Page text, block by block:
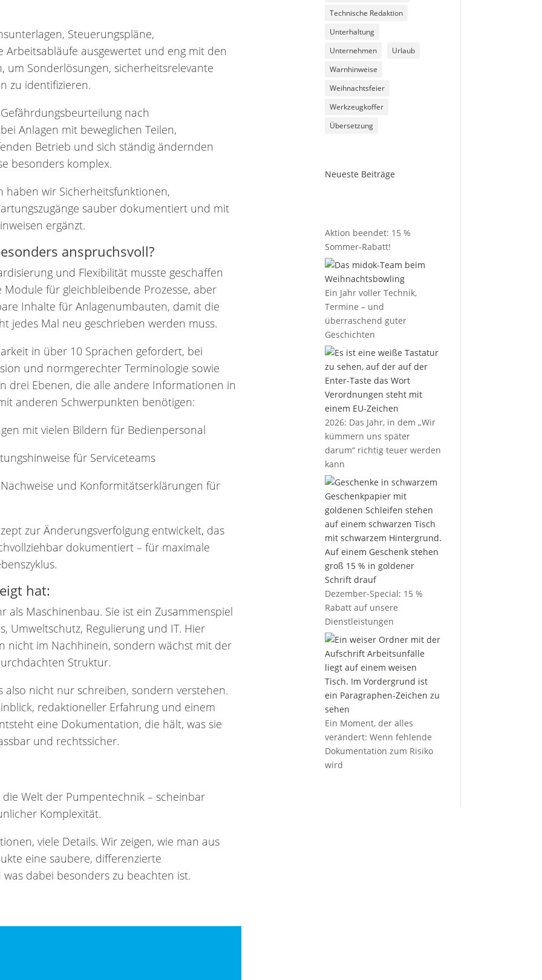
Steuerungspläne,
Arbeitsabläufe ausgewertet und eng mit den
um Sonderlösungen, sicherheitsrelevante
zu identifizieren.
nach
Anlagen mit beweglichen Teilen,
Betrieb und sich ständig ändernden
besonders komplex.
haben wir Sicherheitsfunktionen,
sauber dokumentiert und mit
ergänzt.
anspruchsvoll?
und Flexibilität musste geschaffen
für gleichbleibende Prozesse, aber
Inhalte für Anlagenumbauten, damit die
jedes Mal neu geschrieben werden muss.
in über 10 Sprachen gefordert, bei
und normgerechter Terminologie sowie
drei Ebenen, die alle andere Informationen in
anderen Schwerpunkten benötigen:
mit vielen Bildern für Bedienpersonal
für Serviceteams
und Konformitätserklärungen für
zur Änderungsverfolgung entwickelt, das
dokumentiert – für maximale
hat:
als Maschinenbau. Sie ist ein Zusammenspiel
Umweltschutz, Regulierung und IT. Hier
nicht im Nachhinein, sondern wächst mit der
Struktur.
nicht nur schreiben, sondern verstehen.
redaktioneller Erfahrung und einem
eine Dokumentation, die hält, was sie
und rechtssicher.
Welt der Pumpentechnik – scheinbar
Komplexität.
viele Details. Wir zeigen, wie man aus
eine saubere, differenzierte
dabei besonders zu beachten ist.
Technische Redaktion
Unterhaltung
Unternehmen
Urlaub
Warnhinweise
Weihnachtsfeier
Werkzeugkoffer
Übersetzung
Neueste Beiträge
Aktion beendet: 15 %
Sommer-Rabatt!
Ein Jahr voller Technik,
Termine – und
überraschend guter
Geschichten
2026: Das Jahr, in dem „Wir
kümmern uns später
darum“ richtig teuer werden
kann
Dezember-Special: 15 %
Rabatt auf unsere
Dienstleistungen
Ein Moment, der alles
verändert: Wenn fehlende
Dokumentation zum Risiko
wird